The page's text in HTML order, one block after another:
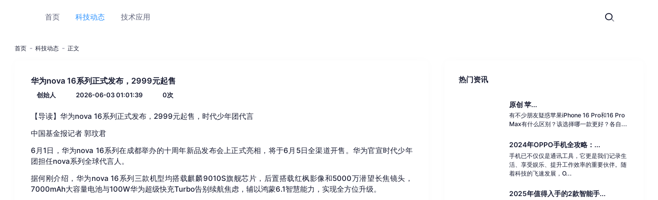
首页 科技动态 技术应用
首页 科技动态 正文
华为nova 16系列正式发布，2999元起售
创始人 2026-06-03 01:01:39 0次
【导读】华为nova 16系列正式发布，2999元起售，时代少年团代言
中国基金报记者 郭玟君
6月1日，华为nova 16系列在成都举办的十周年新品发布会上正式亮相，将于6月5日全渠道开售。华为官宣时代少年
团担任nova系列全球代言人。
据何刚介绍，华为nova 16系列三款机型均搭载麒麟9010S旗舰芯片，后置搭载红枫影像和5000万潜望长焦镜头，
7000mAh大容量电池与100W华为超级快充Turbo告别续航焦虑，辅以鸿蒙6.1智慧能力，实现全方位升级。
热门资讯
原创 苹...
有不少朋友疑惑苹果iPhone 16 Pro和16 Pro
Max有什么区别？该选择哪一款更好？各自...
2024年OPPO手机全攻略：...
手机已不仅仅是通讯工具，它更是我们记录生
活、享受娱乐、提升工作效率的重要伙伴。随
着科技的飞速发展，O...
2025年值得入手的2款智能手...